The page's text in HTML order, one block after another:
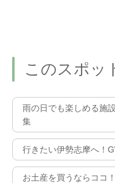
このスポッ
雨の日でも楽しめる施
集
行きたい伊勢志摩へ！
お土産を買うならココ